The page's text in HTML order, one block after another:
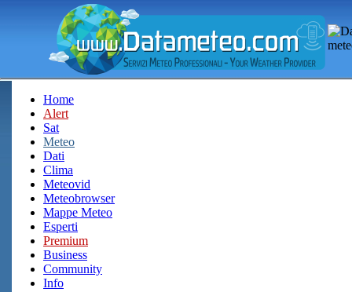
Home
Alert
Sat
Meteo
Dati
Clima
Meteovid
Meteobrowser
Mappe Meteo
Esperti
Premium
Business
Community
Info